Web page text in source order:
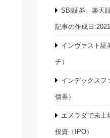
SBI証券、楽天
記事の作成日
インヴァスト証
チ）
インデックスフ
債券）
エメラダで未上
投資（IPO）